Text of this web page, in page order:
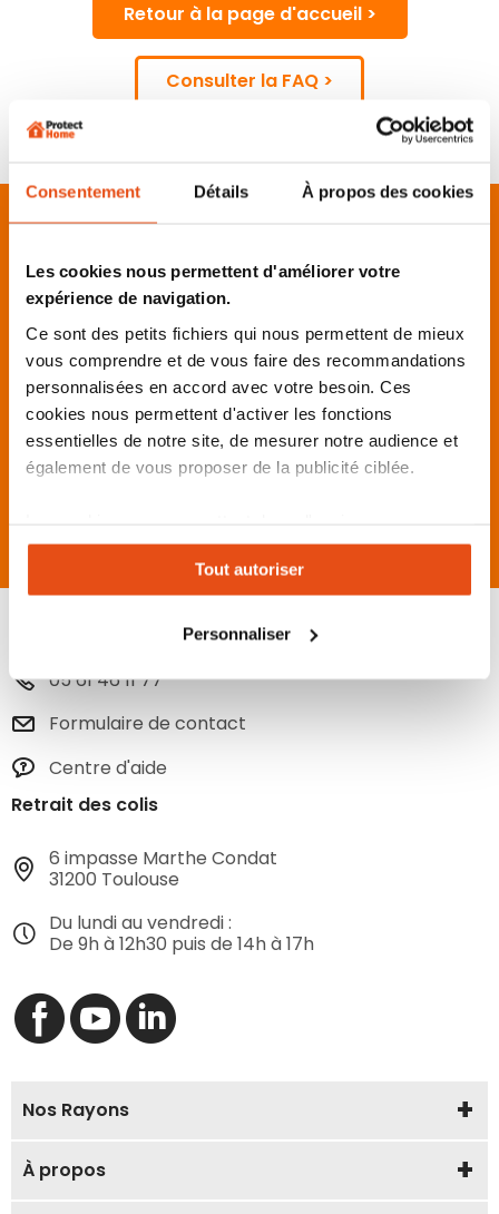
Consentement Détails À propos des cookies
Les cookies nous permettent d'améliorer votre
expérience de navigation.
Ce sont des petits fichiers qui nous permettent de mieux
vous comprendre et de vous faire des recommandations
personnalisées en accord avec votre besoin. Ces
cookies nous permettent d'activer les fonctions
essentielles de notre site, de mesurer notre audience et
également de vous proposer de la publicité ciblée.
expérience personnalisée sur notre site. Vous pouvez
changer votre choix à n'importe quel moment. Refuser
tous les cookies peut limiter certaines fonctionnalités.
Tout autoriser
Personnaliser
Retour à la page d'accueil >
Consulter la FAQ >
Dans le conseil et la vente de produits de
sécurité
PRODUITS DE QUALITÉ
Sélectionnés avec soin auprès de
marques expertes
ENTREPRISE FRANÇAISE
05 61 46 11 77
Formulaire de contact
Centre d'aide
Retrait des colis
6 impasse Marthe Condat
31200 Toulouse
Du lundi au vendredi :
De 9h à 12h30 puis de 14h à 17h
Nos Rayons
À propos